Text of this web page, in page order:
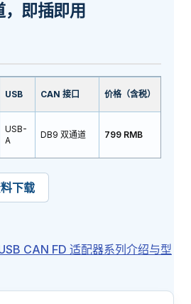
即插即用
USB CAN 接口 价格（含税）
USB-
A
DB9 双通道 799 RMB
下载
CAN FD 适配器系列介绍与型